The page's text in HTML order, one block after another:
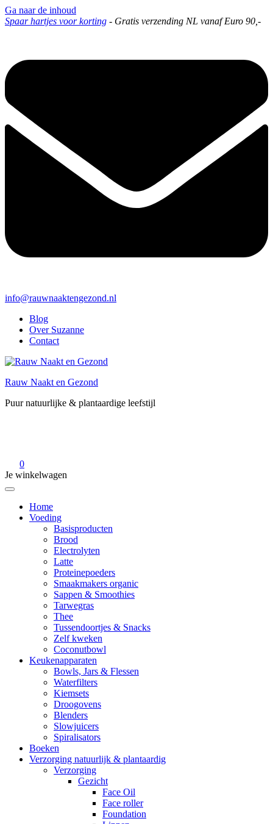
Ga naar de inhoud
Spaar hartjes voor korting - Gratis verzending NL vanaf Euro 90,-
info@rauwnaaktengezond.nl
Blog
Over Suzanne
Contact
Rauw Naakt en Gezond
Puur natuurlijke & plantaardige leefstijl
0
Je winkelwagen
Home
Voeding
Basisproducten
Brood
Electrolyten
Latte
Proteinepoeders
Smaakmakers organic
Sappen & Smoothies
Tarwegras
Thee
Tussendoortjes & Snacks
Zelf kweken
Coconutbowl
Keukenapparaten
Bowls, Jars & Flessen
Waterfilters
Kiemsets
Droogovens
Blenders
Slowjuicers
Spiralisators
Boeken
Verzorging natuurlijk & plantaardig
Verzorging
Gezicht
Face Oil
Face roller
Foundation